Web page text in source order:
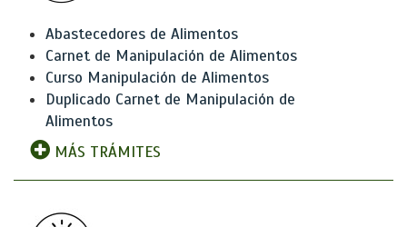
Abastecedores de Alimentos
Carnet de Manipulación de Alimentos
Curso Manipulación de Alimentos
Duplicado Carnet de Manipulación de
Alimentos
MÁS TRÁMITES